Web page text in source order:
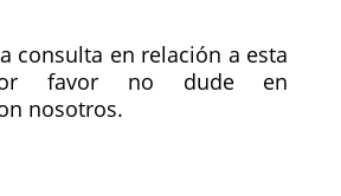
consulta en relación a esta
favor no dude en
nosotros.